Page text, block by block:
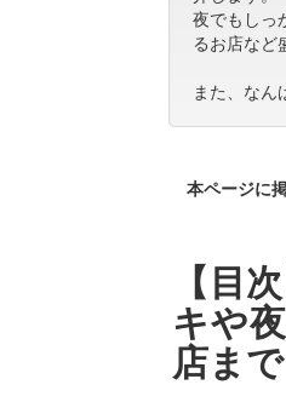
夜でもしっ
るお店など
また、な
本ページに
【目
キや
店まで